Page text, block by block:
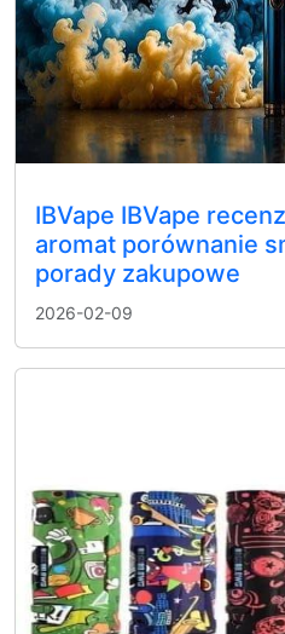
IBVape IBVape
aromat porównanie
porady zakupowe
2026-02-09